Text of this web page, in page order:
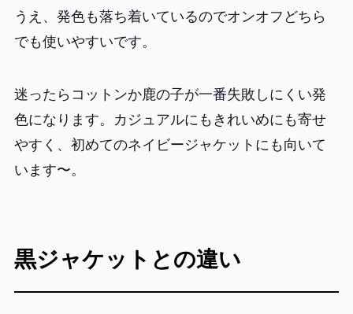
うえ、発色も落ち着いているのでオンオフどちら
でも使いやすいです。
迷ったらコットンか鹿の子が一番失敗しにくい発
色になります。カジュアルにもきれいめにも寄せ
やすく、初めてのネイビージャケットにも向いて
います〜。
黒ジャケットとの違い